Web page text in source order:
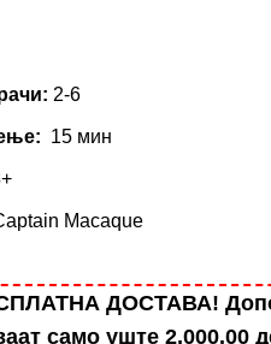
2-6
15 мин
Macaque
ДОСТАВА!
само уште 2,000.00